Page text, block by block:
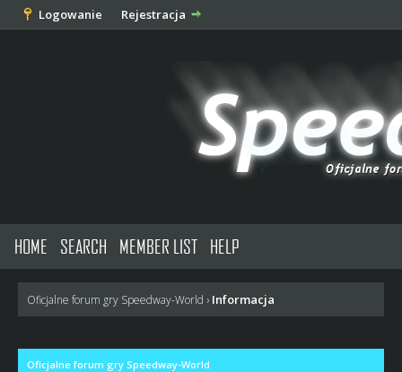
Logowanie Rejestracja
HOME SEARCH MEMBER LIST HELP
Oficjalne forum gry Speedway-World › Informacja
Oficjalne forum gry Speedway-World